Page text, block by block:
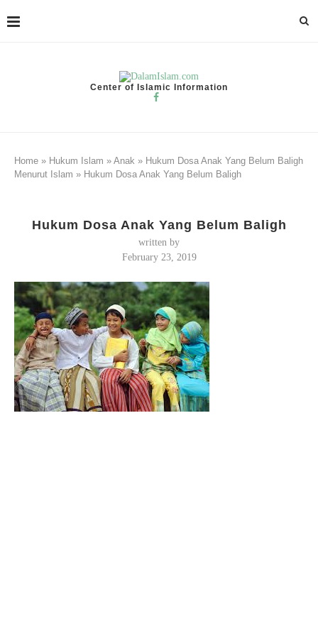
Center of Islamic Information
Home » Hukum Islam » Anak » Hukum Dosa Anak Yang Belum Baligh
Menurut Islam » Hukum Dosa Anak Yang Belum Baligh
Hukum Dosa Anak Yang Belum Baligh
written by
February 23, 2019